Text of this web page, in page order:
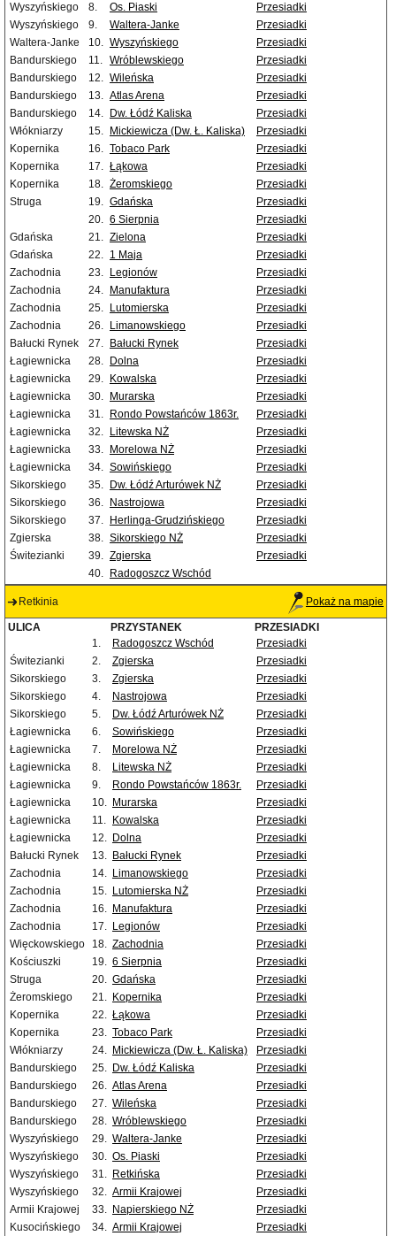
Wyszyńskiego
8. Os. Piaski
Przesiadki
Wyszyńskiego
9. Waltera-Janke
Przesiadki
Waltera-Janke
10. Wyszyńskiego
Przesiadki
Bandurskiego
11. Wróblewskiego
Przesiadki
Bandurskiego
12. Wileńska
Przesiadki
Bandurskiego
13. Atlas Arena
Przesiadki
Bandurskiego
14. Dw. Łódź Kaliska
Przesiadki
Włókniarzy
15. Mickiewicza (Dw. Ł. Kaliska)
Przesiadki
Kopernika
16. Tobaco Park
Przesiadki
Kopernika
17. Łąkowa
Przesiadki
Kopernika
18. Żeromskiego
Przesiadki
Struga
19. Gdańska
Przesiadki
20. 6 Sierpnia
Przesiadki
Gdańska
21. Zielona
Przesiadki
Gdańska
22. 1 Maja
Przesiadki
Zachodnia
23. Legionów
Przesiadki
Zachodnia
24. Manufaktura
Przesiadki
Zachodnia
25. Lutomierska
Przesiadki
Zachodnia
26. Limanowskiego
Przesiadki
Bałucki Rynek
27. Bałucki Rynek
Przesiadki
Łagiewnicka
28. Dolna
Przesiadki
Łagiewnicka
29. Kowalska
Przesiadki
Łagiewnicka
30. Murarska
Przesiadki
Łagiewnicka
31. Rondo Powstańców 1863r.
Przesiadki
Łagiewnicka
32. Litewska NŻ
Przesiadki
Łagiewnicka
33. Morelowa NŻ
Przesiadki
Łagiewnicka
34. Sowińskiego
Przesiadki
Sikorskiego
35. Dw. Łódź Arturówek NŻ
Przesiadki
Sikorskiego
36. Nastrojowa
Przesiadki
Sikorskiego
37. Herlinga-Grudzińskiego
Przesiadki
Zgierska
38. Sikorskiego NŻ
Przesiadki
Świtezianki
39. Zgierska
Przesiadki
40.
Radogoszcz Wschód
Retkinia Pokaż na mapie
ULICA PRZYSTANEK
PRZESIADKI
1.
Radogoszcz Wschód
Przesiadki
Świtezianki
2. Zgierska
Przesiadki
Sikorskiego
3. Zgierska
Przesiadki
Sikorskiego
4. Nastrojowa
Przesiadki
Sikorskiego
5. Dw. Łódź Arturówek NŻ
Przesiadki
Łagiewnicka
6. Sowińskiego
Przesiadki
Łagiewnicka
7. Morelowa NŻ
Przesiadki
Łagiewnicka
8. Litewska NŻ
Przesiadki
Łagiewnicka
9. Rondo Powstańców 1863r.
Przesiadki
Łagiewnicka
10. Murarska
Przesiadki
Łagiewnicka
11. Kowalska
Przesiadki
Łagiewnicka
12. Dolna
Przesiadki
Bałucki Rynek
13. Bałucki Rynek
Przesiadki
Zachodnia
14. Limanowskiego
Przesiadki
Zachodnia
15. Lutomierska NŻ
Przesiadki
Zachodnia
16. Manufaktura
Przesiadki
Zachodnia
17. Legionów
Przesiadki
Więckowskiego
18. Zachodnia
Przesiadki
Kościuszki
19. 6 Sierpnia
Przesiadki
Struga
20. Gdańska
Przesiadki
Żeromskiego
21. Kopernika
Przesiadki
Kopernika
22. Łąkowa
Przesiadki
Kopernika
23. Tobaco Park
Przesiadki
Włókniarzy
24. Mickiewicza (Dw. Ł. Kaliska)
Przesiadki
Bandurskiego
25. Dw. Łódź Kaliska
Przesiadki
Bandurskiego
26. Atlas Arena
Przesiadki
Bandurskiego
27. Wileńska
Przesiadki
Bandurskiego
28. Wróblewskiego
Przesiadki
Wyszyńskiego
29. Waltera-Janke
Przesiadki
Wyszyńskiego
30. Os. Piaski
Przesiadki
Wyszyńskiego
31. Retkińska
Przesiadki
Wyszyńskiego
32. Armii Krajowej
Przesiadki
Armii Krajowej
33. Napierskiego NŻ
Przesiadki
Kusocińskiego
34. Armii Krajowej Przesiadki